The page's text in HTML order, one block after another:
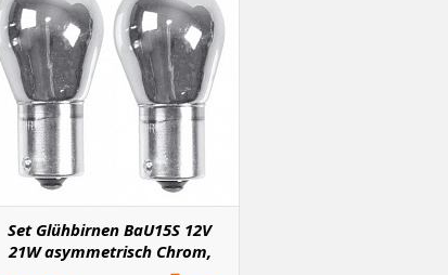
Set Glühbirnen BaU15S 12V
21W asymmetrisch Chrom,